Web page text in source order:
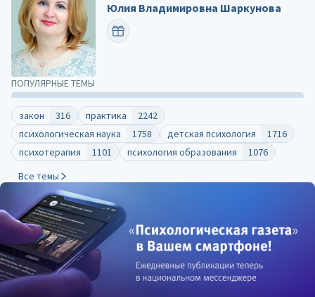
ПОПУЛЯРНЫЕ ТЕМЫ
закон 316 практика
2242
психологическая наука
1758 детская психология
1716
психотерапия
1101 психология образования
1076
Все темы
Юлия Владимировна Шаркунова
ПОЗДРАВИТЬ